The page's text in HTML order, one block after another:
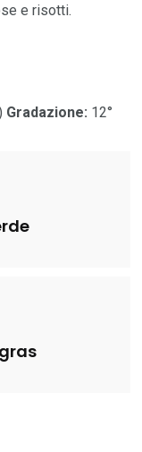
e risotti.
Gradazione: 12°